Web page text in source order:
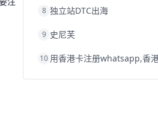
8 独立站DTC出海
9 史尼芙
10